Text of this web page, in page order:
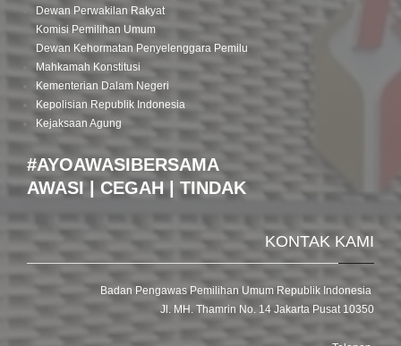
Dewan Perwakilan Rakyat
Komisi Pemilihan Umum
Dewan Kehormatan Penyelenggara Pemilu
Mahkamah Konstitusi
Kementerian Dalam Negeri
Kepolisian Republik Indonesia
Kejaksaan Agung
#AYOAWASIBERSAMA
AWASI | CEGAH | TINDAK
KONTAK KAMI
Badan Pengawas Pemilihan Umum Republik Indonesia
Jl. MH. Thamrin No. 14 Jakarta Pusat 10350